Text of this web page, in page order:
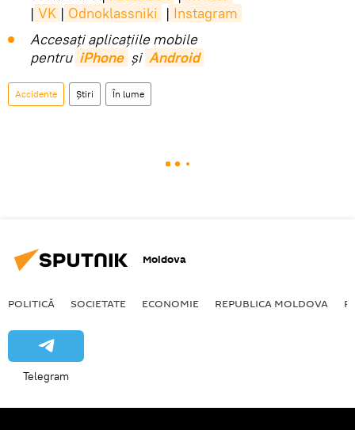
| VK | Odnoklassniki | Instagram
Accesaţi aplicaţiile mobile
pentru iPhone și Android
Accidente Știri În lume
Moldova
POLITICĂ SOCIETATE ECONOMIE REPUBLICA MOLDOVA
Telegram